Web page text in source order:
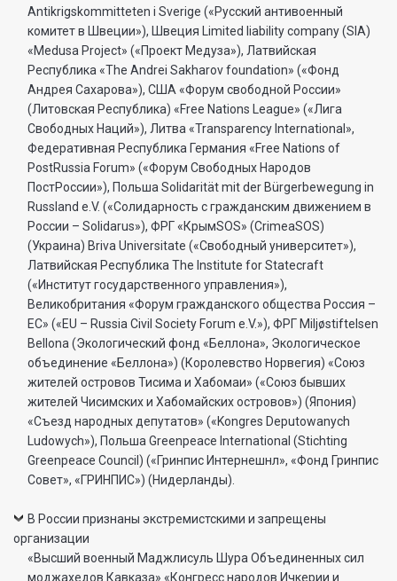
Antikrigskommitteten i Sverige («Русский антивоенный
комитет в Швеции»), Швеция Limited liability company (SIA)
«Medusa Project» («Проект Медуза»), Латвийская
Республика «The Andrei Sakharov foundation» («Фонд
Андрея Сахарова»), США «Форум свободной России»
(Литовская Республика) «Free Nations League» («Лига
Свободных Наций»), Литва «Transparеncy International»,
Федеративная Республика Германия «Free Nations of
PostRussia Forum» («Форум Свободных Народов
ПостРоссии»), Польша Solidarität mit der Bürgerbewegung in
Russland e.V. («Солидарность с гражданским движением в
России – Solidarus»), ФРГ «КрымSOS» (CrimeaSOS)
(Украина) Briva Universitate («Свободный университет»),
Латвийская Республика The Institute for Statecraft
(«Институт государственного управления»),
Великобритания «Форум гражданского общества Россия –
ЕС» («EU – Russia Civil Society Forum e.V.»), ФРГ Miljøstiftelsen
Bellona (Экологический фонд «Беллона», Экологическое
объединение «Беллона») (Королевство Норвегия) «Союз
жителей островов Тисима и Хабомаи» («Союз бывших
жителей Чисимских и Хабомайских островов») (Япония)
«Съезд народных депутатов» («Kongres Deputowanych
Ludowych»), Польша Greenpeace International (Stichting
Greenpeace Council) («Гринпис Интернешнл», «Фонд Гринпис
Совет», «ГРИНПИС») (Нидерланды).
В России признаны экстремистскими и запрещены
организации
«Высший военный Маджлисуль Шура Объединенных сил
моджахедов Кавказа» «Конгресс народов Ичкерии и